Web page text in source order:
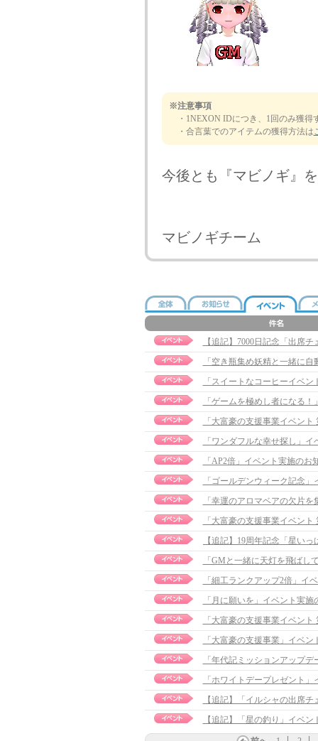
※注意事項
・1NEXON IDにつき、1回のみ獲得
・合言葉でのアイテムの獲得方法は
今後とも『マビノギ』
マビノギチーム
【追記】7000日記念「出席
「空き瓶集め妖精と一緒に
「スイートなコーヒーイベ
「ゲームを極めし者になる
「大富豪の支援事業イベン
「ワンダフルな幸せ探し」
「AP2倍」イベント実施のお
「ゴールデンウィーク記念
「幸運のアロマベアの欠片
「大富豪の支援事業イベン
「GMと一緒に天灯を飛ばし
「細工ランクアップ2倍」イ
「月に願いを」イベント実施
「大富豪の支援事業イベン
「大富豪の支援事業」イベ
「年代記ミッションアップ
「ホワイトデープレゼント
【追記】「イルシャの出席
【追記】「星の釣り」イベ